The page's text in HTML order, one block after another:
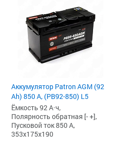
Аккумулятор Patron AGM (92
Ah) 850 А, (PB92-850) L5
Ёмкость 92 А·ч,
Полярность обратная [- +],
Пусковой ток 850 А,
353x175x190